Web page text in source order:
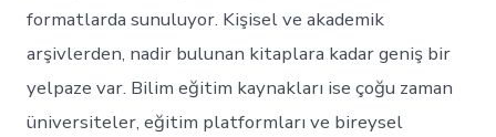
formatlarda sunuluyor. Kişisel ve akademik
arşivlerden, nadir bulunan kitaplara kadar geniş bir
yelpaze var. Bilim eğitim kaynakları ise çoğu zaman
üniversiteler, eğitim platformları ve bireysel